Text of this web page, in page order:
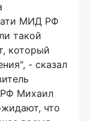
МИД РФ
такой
который
- сказал
РФ Михаил
что